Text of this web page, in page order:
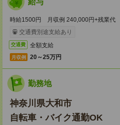
給与
時給1500円 月収例 240,000円+残業代
交通費別途支給あり
交通費 全額支給
月収例 20～25万円
勤務地
神奈川県大和市
自転車・バイク通勤OK